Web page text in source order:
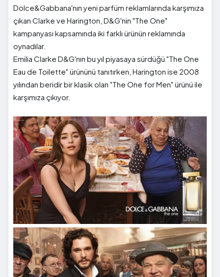
Dolce&Gabbana'nın yeni parfüm reklamlarında karşımıza
çıkan Clarke ve Harington, D&G'nin "The One"
kampanyası kapsamında iki farklı ürünün reklamında
oynadılar.
Emilia Clarke D&G'nın bu yıl piyasaya sürdüğü "The One
Eau de Toilette" ürününü tanıtırken, Harington ise 2008
yılından beridir bir klasik olan "The One for Men" ürünü ile
karşımıza çıkıyor.